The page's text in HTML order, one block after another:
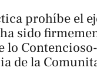
prohíbe el
sido
lo
de la